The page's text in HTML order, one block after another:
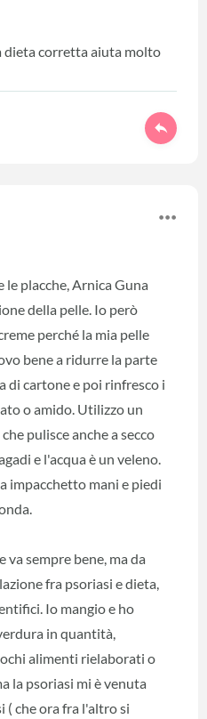
dieta corretta aiuta molto
placche, Arnica Guna
della pelle. Io però
perché la mia pelle
bene a ridurre la parte
di cartone e poi rinfresco i
o amido. Utilizzo un
pulisce anche a secco
e l'acqua è un veleno.
impacchetto mani e piedi
sempre bene, ma da
fra psoriasi e dieta,
Io mangio e ho
in quantità,
alimenti rielaborati o
la psoriasi mi è venuta
( che ora fra l'altro si